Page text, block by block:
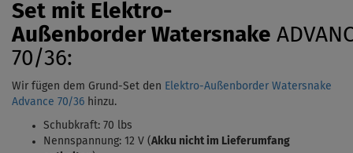
Set mit Elektro-
AußenborderWatersnake
70/36:
Wir fügen dem Grund-Set den Elektro-Außenborder Watersnake
Advance 70/36 hinzu.
Schubkraft: 70 lbs
Nennspannung: 12 V (Akku nicht im Lieferumfang